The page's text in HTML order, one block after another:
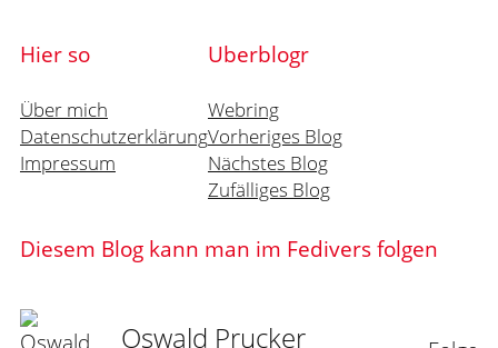
Hier so
Über mich
Datenschutzerklärung
Impressum
Uberblogr
Webring
Vorheriges Blog
Nächstes Blog
Zufälliges Blog
Diesem Blog kann man im Fedivers folgen
Oswald Prucker